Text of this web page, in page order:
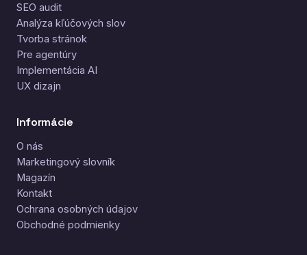
SEO audit
Analýza kľúčových slov
Tvorba stránok
Pre agentúry
Implementácia AI
UX dizajn
Informácie
O nás
Marketingový slovník
Magazín
Kontakt
Ochrana osobných údajov
Obchodné podmienky